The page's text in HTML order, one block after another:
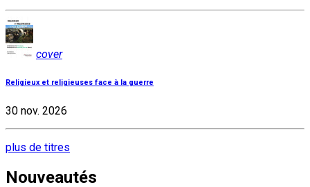
cover
Religieux et religieuses face à la guerre
30 nov. 2026
plus de titres
Nouveautés